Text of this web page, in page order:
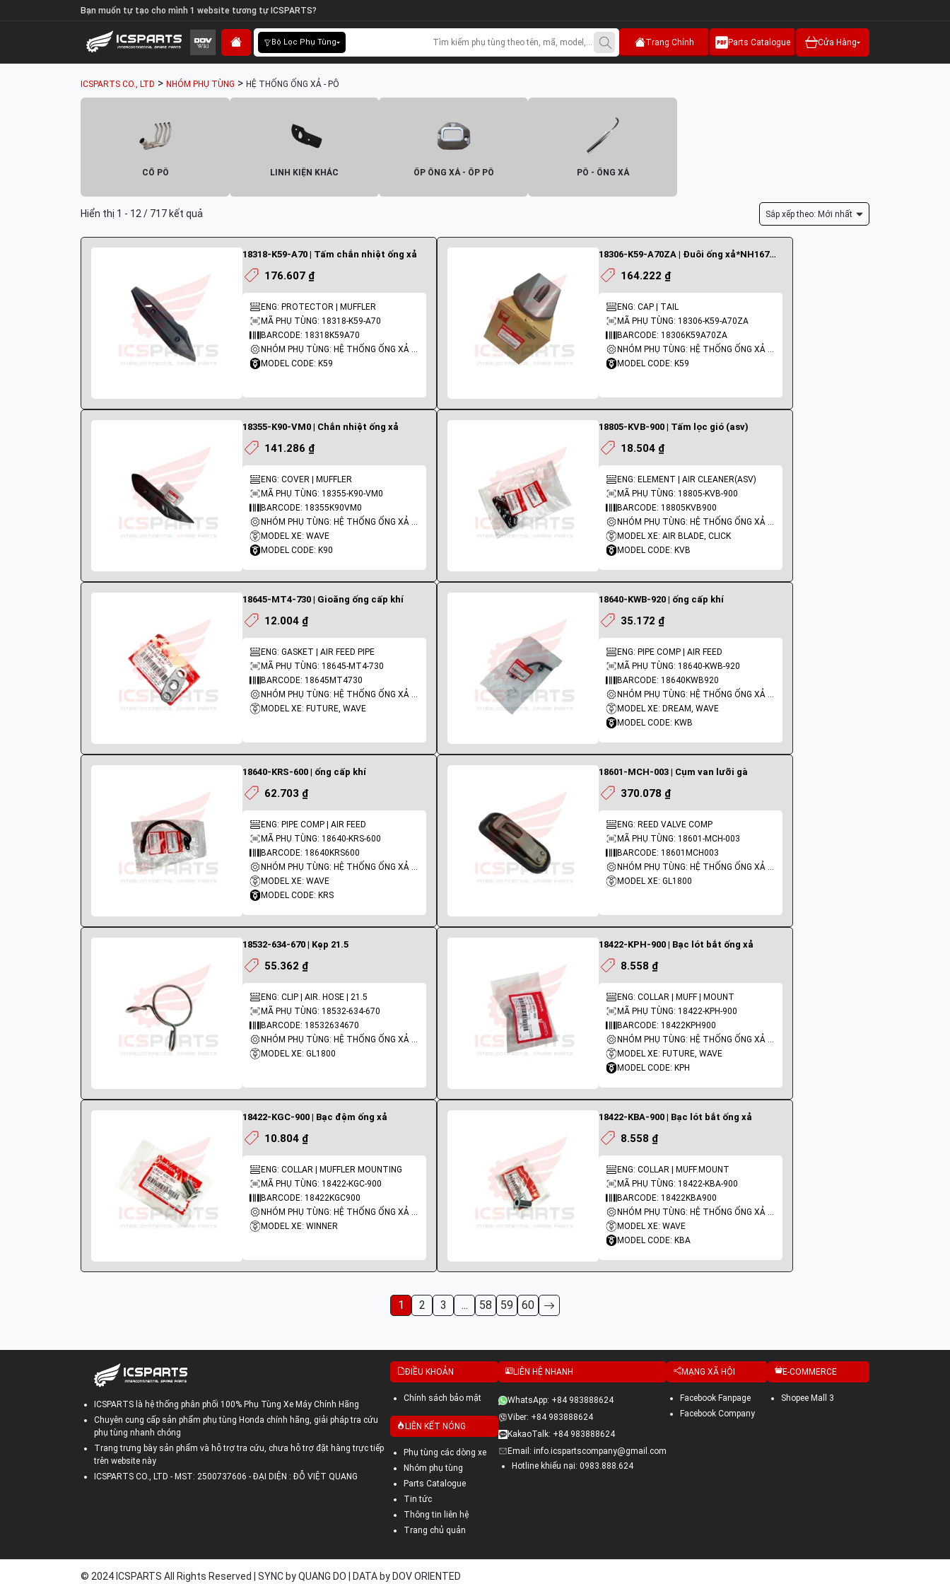
Bạn muốn tự tạo cho mình 1 website tương tự ICSPARTS?
Bộ Lọc Phụ Tùng Trang Chính Parts Catalogue Cửa Hàng
ICSPARTS CO., LTD > NHÓM PHỤ TÙNG > HỆ THỐNG ỐNG XẢ - PÔ
CỔ PÔ LINH KIỆN KHÁC ỐP ỐNG XẢ - ỐP PÔ PÔ - ỐNG XẢ
Hiển thị 1 - 12 / 717 kết quả Sắp xếp theo: Mới nhất
18318-K59-A70 | Tấm chắn nhiệt ống xả
176.607 ₫
ENG: PROTECTOR | MUFFLER
MÃ PHỤ TÙNG: 18318-K59-A70
BARCODE: 18318K59A70
NHÓM PHỤ TÙNG: HỆ THỐNG ỐNG XẢ - PÔ
MODEL CODE: K59
18306-K59-A70ZA | Đuôi ống xả*NH167MU*
164.222 ₫
ENG: CAP | TAIL
MÃ PHỤ TÙNG: 18306-K59-A70ZA
BARCODE: 18306K59A70ZA
NHÓM PHỤ TÙNG: HỆ THỐNG ỐNG XẢ - PÔ
MODEL CODE: K59
18355-K90-VM0 | Chắn nhiệt ống xả
141.286 ₫
ENG: COVER | MUFFLER
MÃ PHỤ TÙNG: 18355-K90-VM0
BARCODE: 18355K90VM0
NHÓM PHỤ TÙNG: HỆ THỐNG ỐNG XẢ - PÔ
MODEL XE: WAVE
MODEL CODE: K90
18805-KVB-900 | Tấm lọc gió (asv)
18.504 ₫
ENG: ELEMENT | AIR CLEANER(ASV)
MÃ PHỤ TÙNG: 18805-KVB-900
BARCODE: 18805KVB900
NHÓM PHỤ TÙNG: HỆ THỐNG ỐNG XẢ - PÔ
MODEL XE: AIR BLADE, CLICK
MODEL CODE: KVB
18645-MT4-730 | Gioăng ống cấp khí
12.004 ₫
ENG: GASKET | AIR FEED PIPE
MÃ PHỤ TÙNG: 18645-MT4-730
BARCODE: 18645MT4730
NHÓM PHỤ TÙNG: HỆ THỐNG ỐNG XẢ - PÔ
MODEL XE: FUTURE, WAVE
18640-KWB-920 | ống cấp khí
35.172 ₫
ENG: PIPE COMP | AIR FEED
MÃ PHỤ TÙNG: 18640-KWB-920
BARCODE: 18640KWB920
NHÓM PHỤ TÙNG: HỆ THỐNG ỐNG XẢ - PÔ
MODEL XE: DREAM, WAVE
MODEL CODE: KWB
18640-KRS-600 | ống cấp khí
62.703 ₫
ENG: PIPE COMP | AIR FEED
MÃ PHỤ TÙNG: 18640-KRS-600
BARCODE: 18640KRS600
NHÓM PHỤ TÙNG: HỆ THỐNG ỐNG XẢ - PÔ
MODEL XE: WAVE
MODEL CODE: KRS
18601-MCH-003 | Cụm van lưỡi gà
370.078 ₫
ENG: REED VALVE COMP
MÃ PHỤ TÙNG: 18601-MCH-003
BARCODE: 18601MCH003
NHÓM PHỤ TÙNG: HỆ THỐNG ỐNG XẢ - PÔ
MODEL XE: GL1800
18532-634-670 | Kẹp 21.5
55.362 ₫
ENG: CLIP | AIR. HOSE | 21.5
MÃ PHỤ TÙNG: 18532-634-670
BARCODE: 18532634670
NHÓM PHỤ TÙNG: HỆ THỐNG ỐNG XẢ - PÔ
MODEL XE: GL1800
18422-KPH-900 | Bạc lót bắt ống xả
8.558 ₫
ENG: COLLAR | MUFF | MOUNT
MÃ PHỤ TÙNG: 18422-KPH-900
BARCODE: 18422KPH900
NHÓM PHỤ TÙNG: HỆ THỐNG ỐNG XẢ - PÔ
MODEL XE: FUTURE, WAVE
MODEL CODE: KPH
18422-KGC-900 | Bạc đệm ống xả
10.804 ₫
ENG: COLLAR | MUFFLER MOUNTING
MÃ PHỤ TÙNG: 18422-KGC-900
BARCODE: 18422KGC900
NHÓM PHỤ TÙNG: HỆ THỐNG ỐNG XẢ - PÔ
MODEL XE: WINNER
18422-KBA-900 | Bạc lót bắt ống xả
8.558 ₫
ENG: COLLAR | MUFF.MOUNT
MÃ PHỤ TÙNG: 18422-KBA-900
BARCODE: 18422KBA900
NHÓM PHỤ TÙNG: HỆ THỐNG ỐNG XẢ - PÔ
MODEL XE: WAVE
MODEL CODE: KBA
1 2 3 ... 58 59 60
ICSPARTS là hệ thống phân phối 100% Phụ Tùng Xe Máy Chính Hãng
Chuyên cung cấp sản phẩm phụ tùng Honda chính hãng, giải pháp tra cứu
phụ tùng nhanh chóng
Trang trưng bày sản phẩm và hỗ trợ tra cứu, chưa hỗ trợ đặt hàng trực tiếp
trên website này
ICSPARTS CO., LTD - MST: 2500737606 - ĐẠI DIỆN : ĐỖ VIỆT QUANG
ĐIỀU KHOẢN
Chính sách bảo mật
LIÊN KẾT NÓNG
Phụ tùng các dòng xe
Nhóm phụ tùng
Parts Catalogue
Tin tức
Thông tin liên hệ
Trang chủ quản
LIÊN HỆ NHANH
WhatsApp: +84 983888624
Viber: +84 983888624
KakaoTalk: +84 983888624
Email: info.icspartscompany@gmail.com
Hotline khiếu nại: 0983.888.624
MẠNG XÃ HỘI
Facebook Fanpage
Facebook Company
E-COMMERCE
Shopee Mall 3
© 2024 ICSPARTS All Rights Reserved | SYNC by QUANG DO | DATA by DOV ORIENTED